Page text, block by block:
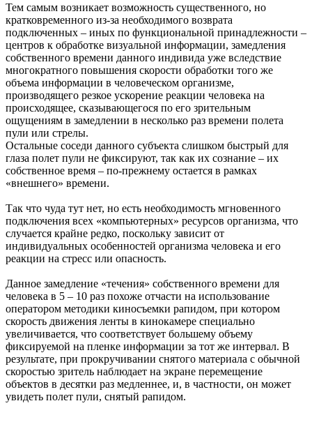
Тем самым возникает возможность существенного, но
кратковременного из-за необходимого возврата
подключенных – иных по функциональной принадлежности –
центров к обработке визуальной информации, замедления
собственного времени данного индивида уже вследствие
многократного повышения скорости обработки того же
объема информации в человеческом организме,
производящего резкое ускорение реакции человека на
происходящее, сказывающегося по его зрительным
ощущениям в замедлении в несколько раз времени полета
пули или стрелы.
Остальные соседи данного субъекта слишком быстрый для
глаза полет пули не фиксируют, так как их сознание – их
собственное время – по-прежнему остается в рамках
«внешнего» времени.
Так что чуда тут нет, но есть необходимость мгновенного
подключения всех «компьютерных» ресурсов организма, что
случается крайне редко, поскольку зависит от
индивидуальных особенностей организма человека и его
реакции на стресс или опасность.
Данное замедление «течения» собственного времени для
человека в 5 – 10 раз похоже отчасти на использование
оператором методики киносъемки рапидом, при котором
скорость движения ленты в кинокамере специально
увеличивается, что соответствует большему объему
фиксируемой на пленке информации за тот же интервал. В
результате, при прокручивании снятого материала с обычной
скоростью зритель наблюдает на экране перемещение
объектов в десятки раз медленнее, и, в частности, он может
увидеть полет пули, снятый рапидом.